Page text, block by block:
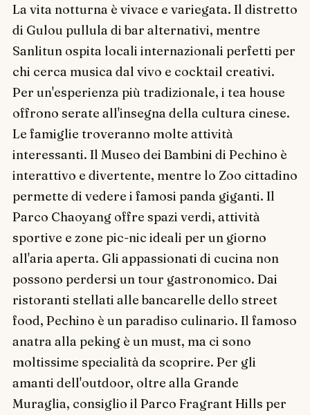
La vita notturna è vivace e variegata. Il distretto
di Gulou pullula di bar alternativi, mentre
Sanlitun ospita locali internazionali perfetti per
chi cerca musica dal vivo e cocktail creativi.
Per un'esperienza più tradizionale, i tea house
offrono serate all'insegna della cultura cinese.
Le famiglie troveranno molte attività
interessanti. Il Museo dei Bambini di Pechino è
interattivo e divertente, mentre lo Zoo cittadino
permette di vedere i famosi panda giganti. Il
Parco Chaoyang offre spazi verdi, attività
sportive e zone pic-nic ideali per un giorno
all'aria aperta. Gli appassionati di cucina non
possono perdersi un tour gastronomico. Dai
ristoranti stellati alle bancarelle dello street
food, Pechino è un paradiso culinario. Il famoso
anatra alla peking è un must, ma ci sono
moltissime specialità da scoprire. Per gli
amanti dell'outdoor, oltre alla Grande
Muraglia, consiglio il Parco Fragrant Hills per